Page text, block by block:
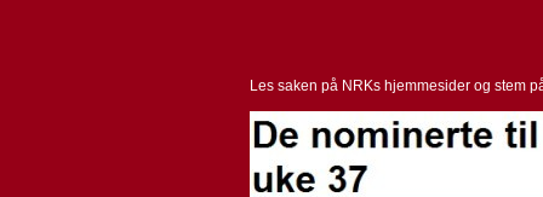
Les saken på NRKs hjemmesider og stem